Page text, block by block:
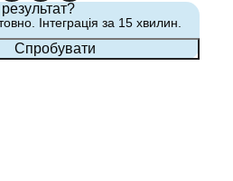
Інтеграція за 15 хвилин.
Cпробувати